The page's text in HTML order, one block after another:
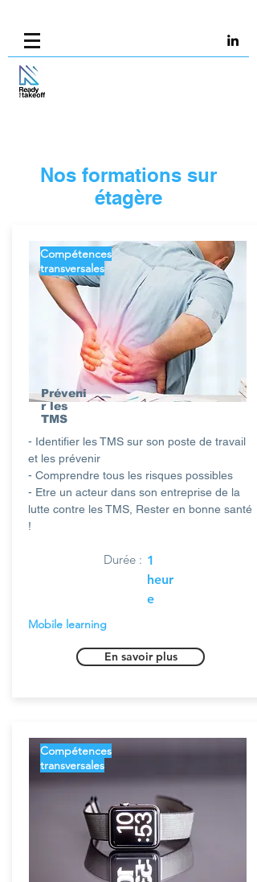
Nos formations sur
étagère
Préveni
r les
TMS
Compétences
transversales
- Identifier les TMS sur son poste de travail
et les prévenir
- Comprendre tous les risques possibles
- Etre un acteur dans son entreprise de la
lutte contre les TMS, Rester en bonne santé
!
Durée : 1
heur
e
Mobile learning
En savoir plus
Compétences
transversales